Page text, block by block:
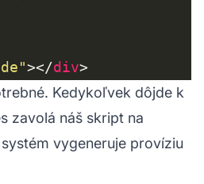
></div
Kedykoľvek dôjde k
zavolá náš skript na
vygeneruje províziu